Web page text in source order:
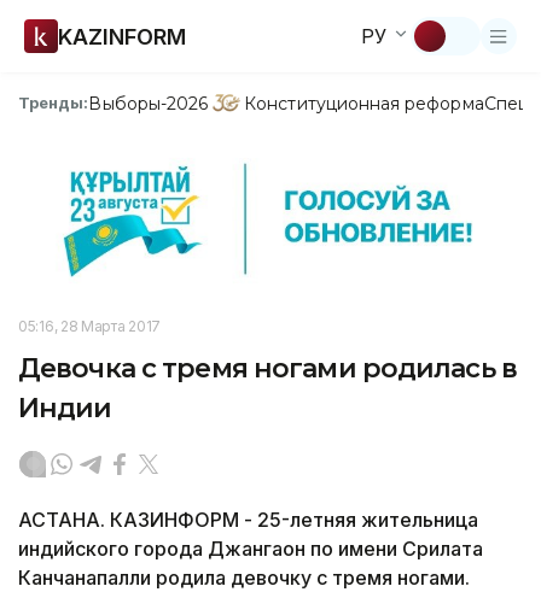
KAZINFORM РУ
Тренды:Выборы-2026 Конституционная реформа
05:16, 28 Марта 2017
Девочка с тремя ногами родилась в
Индии
АСТАНА. КАЗИНФОРМ - 25-летняя жительница
индийского города Джангаон по имени Срилата
Канчанапалли родила девочку с тремя ногами.